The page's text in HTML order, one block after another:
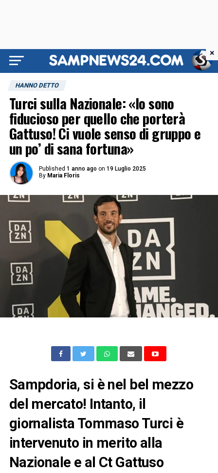
HANNO DETTO
Turci sulla Nazionale: «Io sono
fiducioso per quello che porterà
Gattuso! Ci vuole senso di gruppo e
un po’ di sana fortuna»
Published 1 anno ago on 19 Luglio 2025
By Maria Floris
Sampdoria, si è nel bel mezzo
del mercato! Intanto, il
giornalista Tommaso Turci è
intervenuto in merito alla
Nazionale e al Ct Gattuso
×